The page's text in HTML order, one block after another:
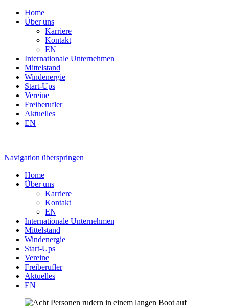
Home
Über uns
Karriere
Kontakt
EN
Internationale Unternehmen
Mittelstand
Windenergie
Start-Ups
Vereine
Freiberufler
Aktuelles
EN
Navigation überspringen
Home
Über uns
Karriere
Kontakt
EN
Internationale Unternehmen
Mittelstand
Windenergie
Start-Ups
Vereine
Freiberufler
Aktuelles
EN